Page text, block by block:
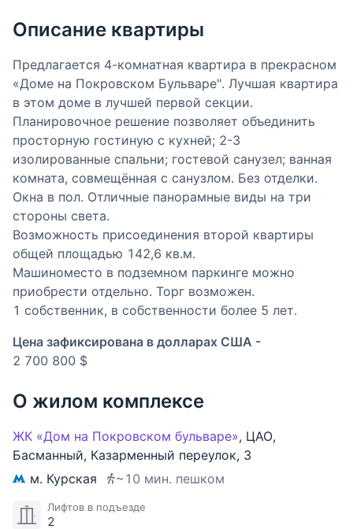
Описание квартиры
Предлагается 4-комнатная квартира в прекрасном
«Доме на Покровском Бульваре". Лучшая квартира
в этом доме в лучшей первой секции.
Планировочное решение позволяет объединить
просторную гостиную с кухней; 2-3
изолированные спальни; гостевой санузел; ванная
комната, совмещённая с санузлом. Без отделки.
Окна в пол. Отличные панорамные виды на три
стороны света.
Возможность присоединения второй квартиры
общей площадью 142,6 кв.м.
Машиноместо в подземном паркинге можно
приобрести отдельно. Торг возможен.
1 собственник, в собственности более 5 лет.
Цена зафиксирована в долларах США -
2 700 800 $
О жилом комплексе
ЖК «Дом на Покровском бульваре», ЦАО,
Басманный, Казарменный переулок, 3
м. Курская
~10 мин. пешком
Лифтов в подъезде
2